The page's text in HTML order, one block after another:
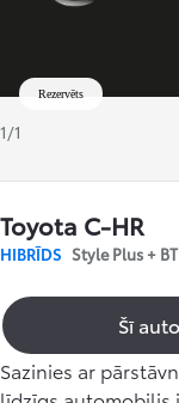
Rezervēts
1/1
Toyota C-HR
HIBRĪDS Style Plus + BT
Šī
Sazinies ar